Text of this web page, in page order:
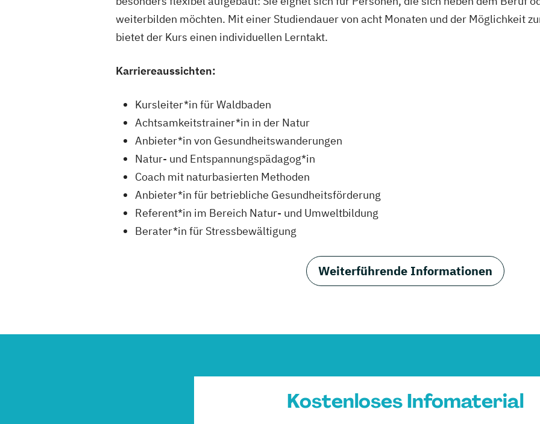
weiterbilden möchten. Mit einer Studiendauer von acht Monaten und der Möglichkeit
bietet der Kurs einen individuellen Lerntakt.
Karriereaussichten:
Kursleiter*in für Waldbaden
Achtsamkeitstrainer*in in der Natur
Anbieter*in von Gesundheitswanderungen
Natur- und Entspannungspädagog*in
Coach mit naturbasierten Methoden
Anbieter*in für betriebliche Gesundheitsförderung
Referent*in im Bereich Natur- und Umweltbildung
Berater*in für Stressbewältigung
Weiterführende Informationen
Kostenloses Infomaterial